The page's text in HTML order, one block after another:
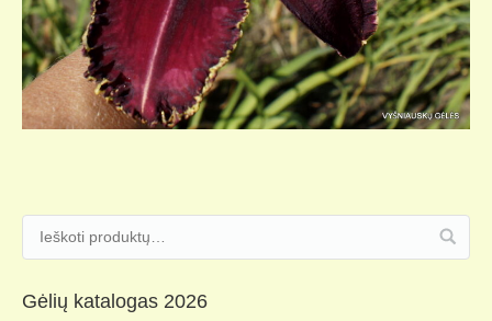
Gėlių katalogas 2026